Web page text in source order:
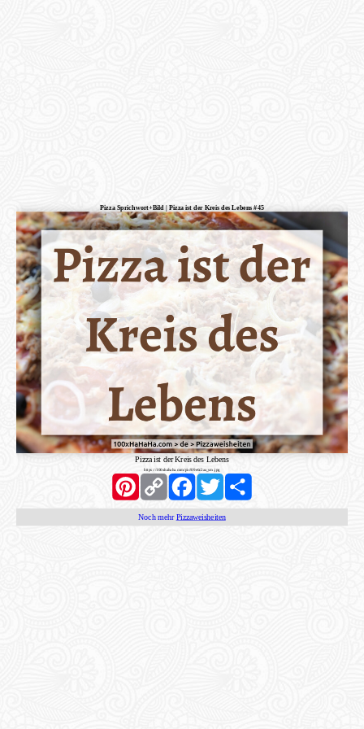
Pizza Sprichwort+Bild | Pizza ist der Kreis des Lebens #45
Pizza ist der Kreis des Lebens
https://100xhahaha.com/pic!09e6c2aa_sm.jpg
PinterestCopy
Link
FacebookTwitter Share
Noch mehrPizzaweisheiten